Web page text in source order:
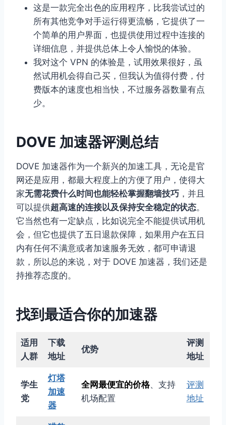
这是一款完全出色的应用程序，比我尝试过的
所有其他竞争对手运行得更流畅，它提供了一
个简单的用户界面，也提供使用过程中连接的
详细信息，并提供总体上令人愉悦的体验。
我对这个 VPN 的体验是，试用效果很好，虽
然试用机会得自己买，但我认为值得付费，付
费版本的速度也相当快，不过服务器数量有点
少。
DOVE 加速器评测总结
DOVE 加速器作为一个新兴的加速工具，无论是官
网还是应用，都最大程度上的方便了用户，使得大
家无需花费什么时间也能轻松掌握翻墙技巧 ，并且
可以提供超高速的连接以及保持安全稳定的状态。
它当然也有一定缺点，比如说完全不能提供试用机
会，但它也提供了五日退款保障，如果用户在五日
内有任何不满意或者加速服务无效，都可申请退
款，所以总的来说，对于 DOVE 加速器，我们还是
持推荐态度的。
找到最适合你的加速器
适用
人群
下载
地址
优势
评测
地址
学生
党
灯塔
加速
器
全网最便宜的价格、支持
机场配置
评测
地址